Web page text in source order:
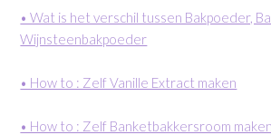
• Wat is het verschil tussen Bakpoeder,
Wijnsteenbakpoeder
• How to : Zelf Vanille Extract maken
• How to : Zelf Banketbakkersroom maken